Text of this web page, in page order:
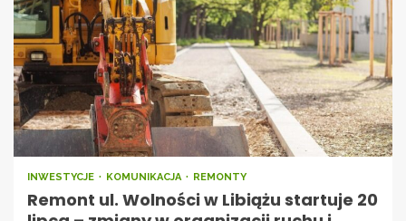
INWESTYCJE KOMUNIKACJA REMONTY
Remont ul. Wolności w Libiążu startuje 20